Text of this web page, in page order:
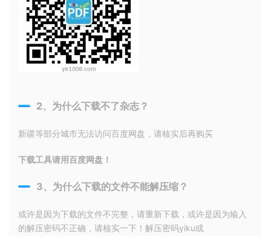
2、为什么下载不了杂志？
新疆等部分城市无法访问百度网盘，请核实后再购买
下载工具请用百度网盘！
3、为什么下载的文件不能解压缩？
或许是因为下载的文件不完整，请重新下载，或许是因为输入
的解压密码不正确，请核实一下！解压密码yiku或